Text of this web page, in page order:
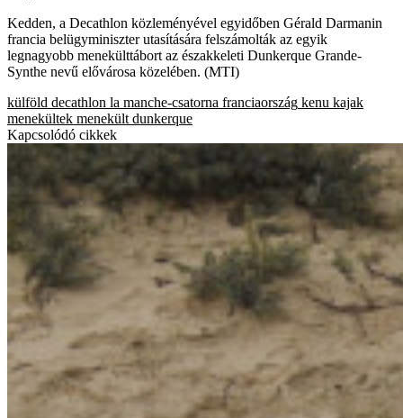
Kedden, a Decathlon közleményével egyidőben Gérald Darmanin
francia belügyminiszter utasítására felszámolták az egyik
legnagyobb menekülttábort az északkeleti Dunkerque Grande-
Synthe nevű elővárosa közelében. (MTI)
külföld decathlon la manche-csatorna franciaország kenu kajak
menekültek menekült dunkerque
Kapcsolódó cikkek